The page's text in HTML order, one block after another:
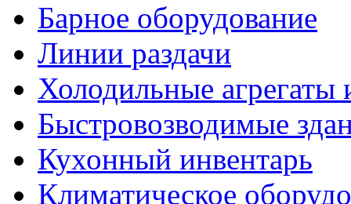
Барное оборудование
Линии раздачи
Холодильные агрегаты
Быстровозводимые
Кухонный инвентарь
Климатическое